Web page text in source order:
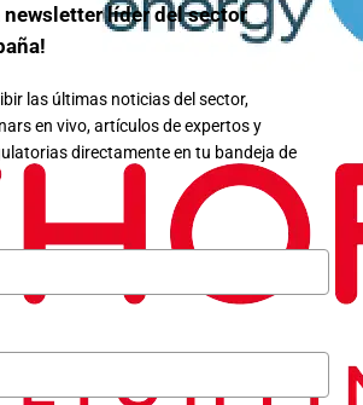
newsletter líder del sector
las últimas noticias del sector,
en vivo, artículos de expertos y
directamente en tu bandeja de